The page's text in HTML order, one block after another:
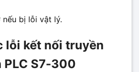
nếu bị lỗi vật lý.
lỗi kết nối truyền
S7-300